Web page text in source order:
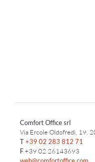
Comfort Office srl
Via Ercole Oldofredi, 19,
T+39 02 283 812 71
F+39 02 26143693